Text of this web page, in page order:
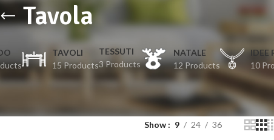
Tavola
TAVOLI
15 Products
TESSUTI
3 Products
NATALE
12 Products
IDEE
10
Show 9 24 36